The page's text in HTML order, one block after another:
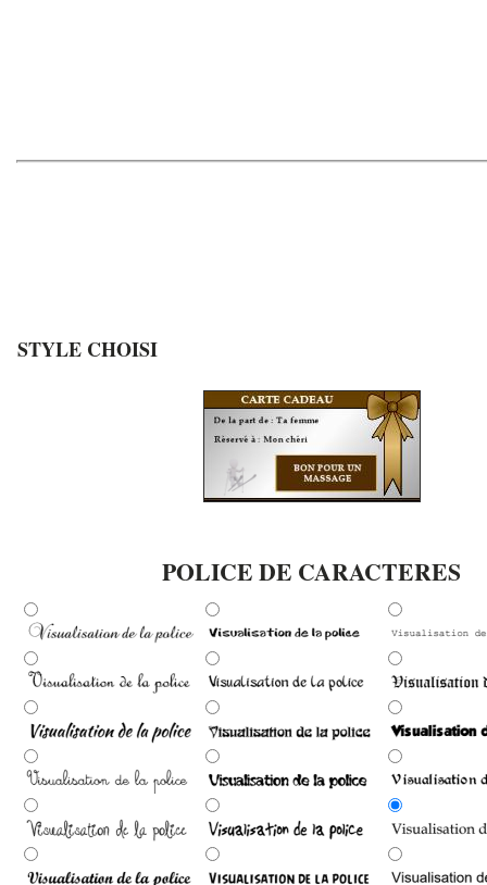
STYLE CHOISI
POLICE DE CARACTERES